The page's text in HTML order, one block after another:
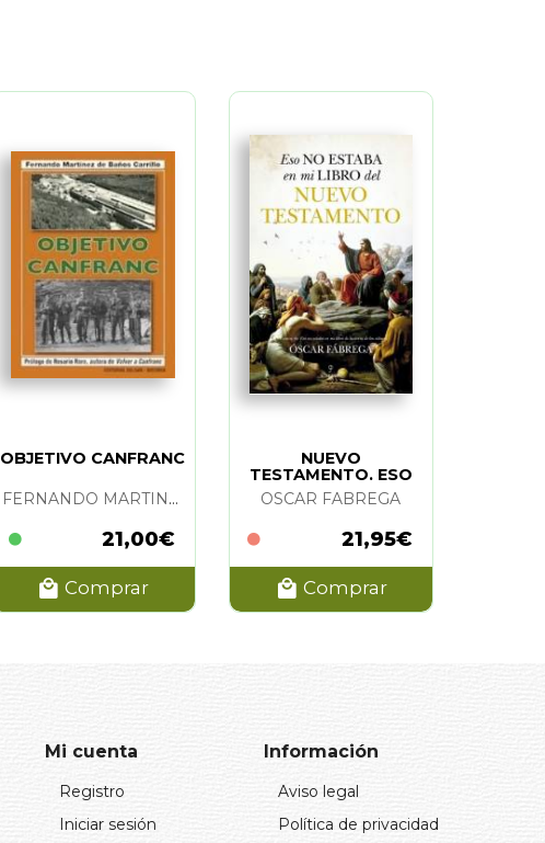
OBJETIVO CANFRANC
FERNANDO MARTINEZ DE BAÑOS CARRILLO
21,00€
Comprar
NUEVO
TESTAMENTO. ESO
NO ESTABA...
OSCAR FABREGA
21,95€
Comprar
Mi cuenta
Registro
Iniciar sesión
Información
Aviso legal
Política de privacidad